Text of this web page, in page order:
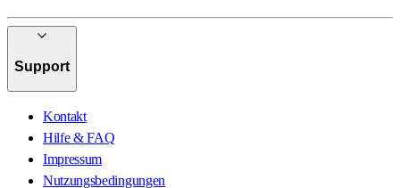
Support
Kontakt
Hilfe & FAQ
Impressum
Nutzungsbedingungen